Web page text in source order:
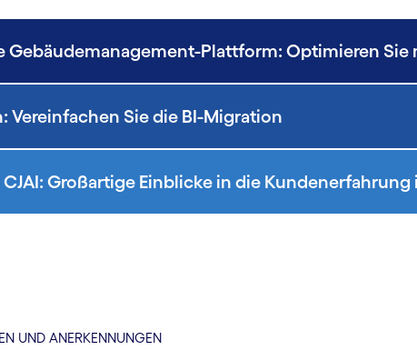
Gebäudemanagement-Plattform: Optimieren Sie
Vereinfachen Sie die BI-Migration
Großartige Einblicke in die
UND ANERKENNUNGEN